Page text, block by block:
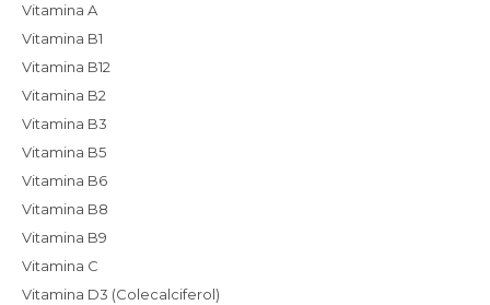
Vitamina A
Vitamina B1
Vitamina B12
Vitamina B2
Vitamina B3
Vitamina B5
Vitamina B6
Vitamina B8
Vitamina B9
Vitamina C
Vitamina D3 (Colecalciferol)